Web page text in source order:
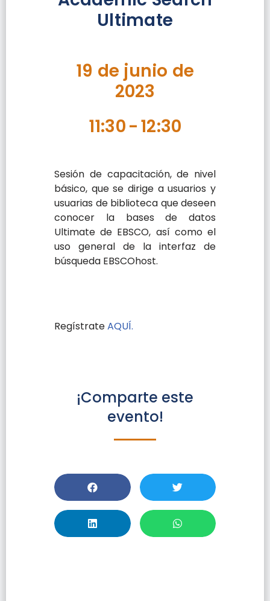
Ultimate
19 de junio de
2023
11:30-12:30
Sesión de capacitación, de nivel
básico, que se dirige a usuarios y
usuarias de biblioteca que deseen
conocer la bases de datos
Ultimate de EBSCO, así como el
uso general de la interfaz de
búsqueda EBSCOhost.
RegístrateAQUÍ.
¡Comparte este
evento!